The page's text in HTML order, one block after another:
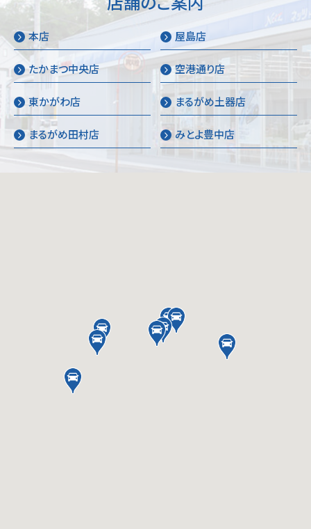
本店 屋島店
たかまつ中央店 空港通り店
東かがわ店 まるがめ土器店
まるがめ田村店 みとよ豊中店